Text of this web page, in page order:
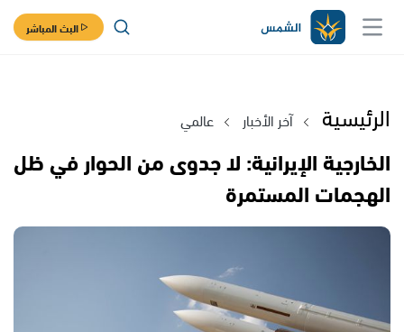
البث المباشر
الرئيسية آخر الأخبار عالمي
الخارجية الإيرانية: لا جدوى من الحوار في ظل
الهجمات المستمرة